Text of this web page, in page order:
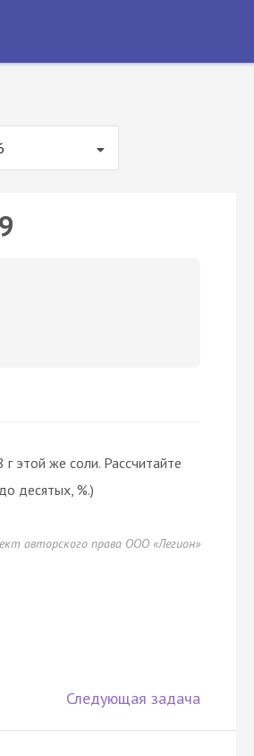
этой же соли. Рассчитайте
десятых, %.)
авторского права ООО «Легион»
Следующая задача